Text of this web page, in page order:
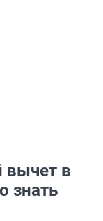
вычет в
знать